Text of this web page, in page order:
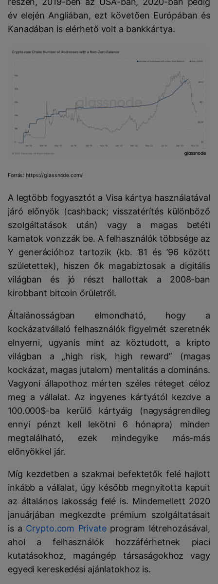
év elején Angliában, ezt követően Európában és
Kanadában is elérhető volt a bankkártya.
Forrás: https://glassnode.com/
A legtöbb fogyasztót a Visa kártya használatával
járó előnyök (cashback; visszatérítés különböző
szolgáltatások után) vagy a magas betéti
kamatok vonzzák be. A felhasználók többsége az
Y generációhoz tartozik (kb. ’81 és ’96 között
születettek), hiszen ők magabiztosak a digitális
világban és jó részt hallottak a 2008-ban
kirobbant bitcoin őrületről.
Általánosságban elmondható, hogy a
kockázatvállaló felhasználók figyelmét szeretnék
elnyerni, ugyanis mint az köztudott, a kripto
világban a „high risk, high reward” (magas
kockázat, magas jutalom) mentalitás a domináns.
Vagyoni állapothoz mérten széles réteget céloz
meg a vállalat. Az ingyenes kártyától kezdve a
100.000$-ba kerülő kártyáig (nagyságrendileg
ennyi pénzt kell lekötni 6 hónapra) minden
megtalálható, ezek mindegyike más-más
előnyökkel jár.
Míg kezdetben a szakmai befektetők felé hajlott
inkább a vállalat, úgy később megnyitotta kapuit
az általános lakosság felé is. Mindemellett 2020
januárjában megkezdte prémium szolgáltatásait
is a Crypto.com Privateprogram létrehozásával,
ahol a felhasználók hozzáférhetnek piaci
kutatásokhoz, magángép társaságokhoz vagy
egyedi kereskedési ajánlatokhoz is.